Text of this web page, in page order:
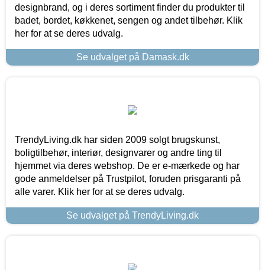
designbrand, og i deres sortiment finder du produkter til
badet, bordet, køkkenet, sengen og andet tilbehør. Klik
her for at se deres udvalg.
Se udvalget på Damask.dk
TrendyLiving.dk har siden 2009 solgt brugskunst,
boligtilbehør, interiør, designvarer og andre ting til
hjemmet via deres webshop. De er e-mærkede og har
gode anmeldelser på Trustpilot, foruden prisgaranti på
alle varer. Klik her for at se deres udvalg.
Se udvalget på TrendyLiving.dk